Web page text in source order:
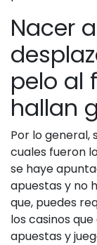
Nacer
pelo al
hallan
Por lo
cuales fueron
se haye
apuestas y no
que, puedes
los casinos
apuestas y